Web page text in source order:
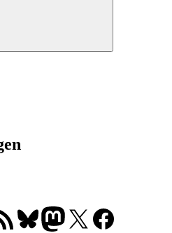
Suchen
Kanal
Feed
Bluesky
Folgt uns auf Mastodon
X Folgt uns auf